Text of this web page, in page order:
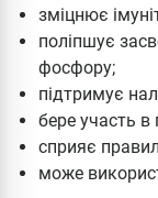
зміцнює
поліпшує
фосфору;
підтримує
бере участь в
сприяє
може